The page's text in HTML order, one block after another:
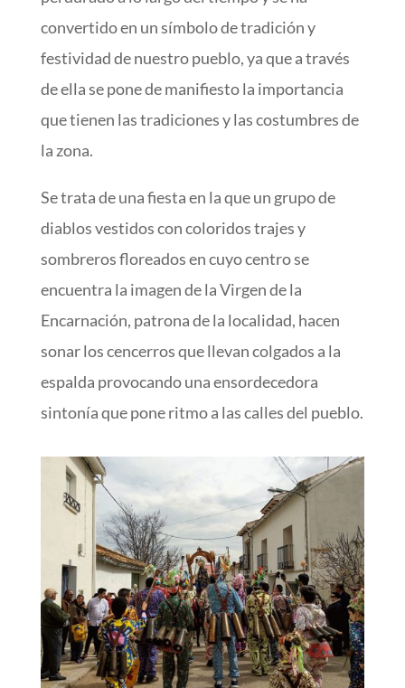
convertido en un símbolo de tradición y
festividad de nuestro pueblo, ya que a través
de ella se pone de manifiesto la importancia
que tienen las tradiciones y las costumbres de
la zona.
Se trata de una fiesta en la que un grupo de
diablos vestidos con coloridos trajes y
sombreros floreados en cuyo centro se
encuentra la imagen de la Virgen de la
Encarnación, patrona de la localidad, hacen
sonar los cencerros que llevan colgados a la
espalda provocando una ensordecedora
sintonía que pone ritmo a las calles del pueblo.